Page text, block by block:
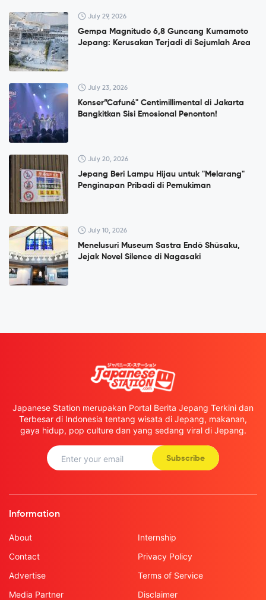
July 29, 2026
Gempa Magnitudo 6,8 Guncang Kumamoto
Jepang: Kerusakan Terjadi di Sejumlah Area
July 23, 2026
Konser”Cafuné" Centimillimental di Jakarta
Bangkitkan Sisi Emosional Penonton!
July 20, 2026
Jepang Beri Lampu Hijau untuk "Melarang"
Penginapan Pribadi di Pemukiman
July 10, 2026
Menelusuri Museum Sastra Endō Shūsaku,
Jejak Novel Silence di Nagasaki
Japanese Station merupakan Portal Berita Jepang Terkini dan
Terbesar di Indonesia tentang wisata di Jepang, makanan,
gaya hidup, pop culture dan yang sedang viral di Jepang.
Subscribe
Information
About
Contact
Advertise
Media Partner
Internship
Privacy Policy
Terms of Service
Disclaimer